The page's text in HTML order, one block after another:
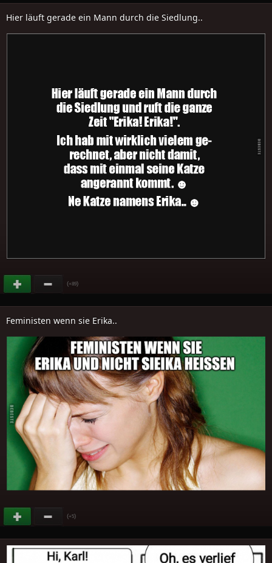
Hier läuft gerade ein Mann durch die Siedlung..
(+89)
Feministen wenn sie Erika..
(+5)